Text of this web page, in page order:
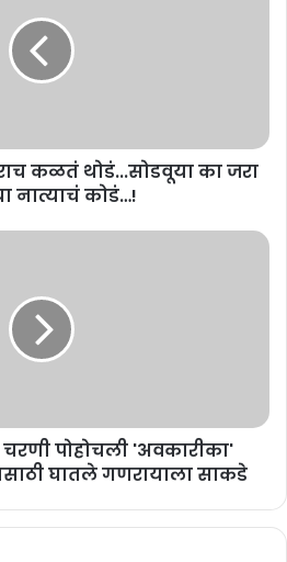
कळतं थोडं...सोडवूया का जरा
नात्याचं कोडं…!
चरणी पोहोचली 'अवकारीका'
घातले गणरायाला साकडे